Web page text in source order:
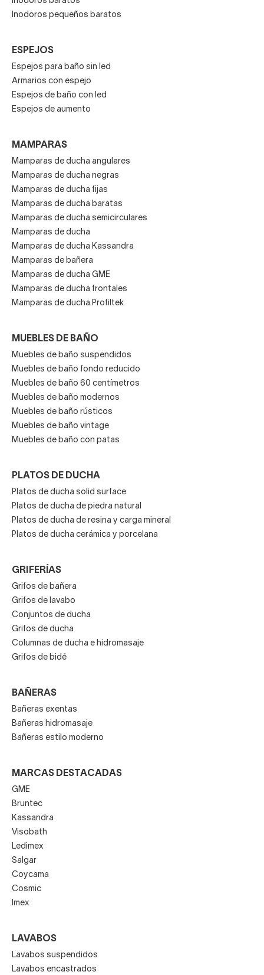
Inodoros pequeños baratos
ESPEJOS
Espejos para baño sin led
Armarios con espejo
Espejos de baño con led
Espejos de aumento
MAMPARAS
Mamparas de ducha angulares
Mamparas de ducha negras
Mamparas de ducha fijas
Mamparas de ducha baratas
Mamparas de ducha semicirculares
Mamparas de ducha
Mamparas de ducha Kassandra
Mamparas de bañera
Mamparas de ducha GME
Mamparas de ducha frontales
Mamparas de ducha Profiltek
MUEBLES DE BAÑO
Muebles de baño suspendidos
Muebles de baño fondo reducido
Muebles de baño 60 centímetros
Muebles de baño modernos
Muebles de baño rústicos
Muebles de baño vintage
Muebles de baño con patas
PLATOS DE DUCHA
Platos de ducha solid surface
Platos de ducha de piedra natural
Platos de ducha de resina y carga mineral
Platos de ducha cerámica y porcelana
GRIFERÍAS
Grifos de bañera
Grifos de lavabo
Conjuntos de ducha
Grifos de ducha
Columnas de ducha e hidromasaje
Grifos de bidé
BAÑERAS
Bañeras exentas
Bañeras hidromasaje
Bañeras estilo moderno
MARCAS DESTACADAS
GME
Bruntec
Kassandra
Visobath
Ledimex
Salgar
Coycama
Cosmic
Imex
LAVABOS
Lavabos suspendidos
Lavabos encastrados